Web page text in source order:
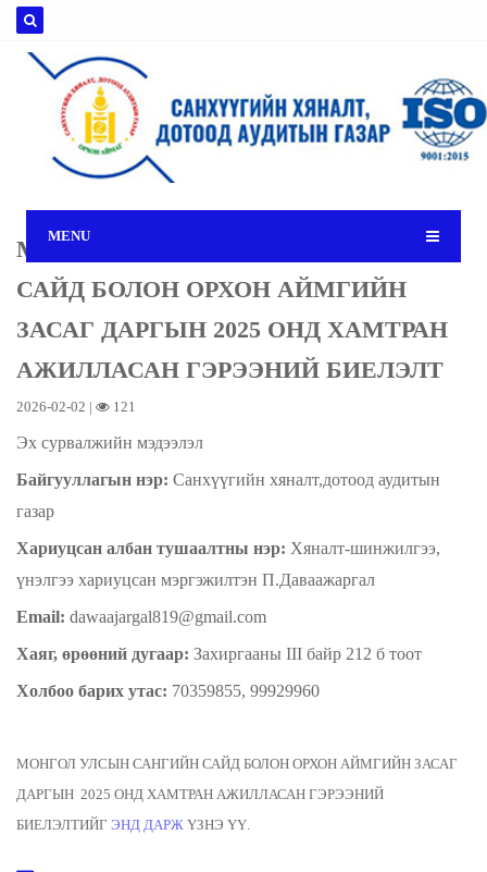
MENU
МОНГОЛ УЛСЫН САНГИЙН
САЙД БОЛОН ОРХОН АЙМГИЙН
ЗАСАГ ДАРГЫН 2025 ОНД ХАМТРАН
АЖИЛЛАСАН ГЭРЭЭНИЙ БИЕЛЭЛТ
2026-02-02 | 121
Эх сурвалжийн мэдээлэл
Байгууллагын нэр: Санхүүгийн хяналт,дотоод аудитын
газар
Хариуцсан албан тушаалтны нэр: Хяналт-шинжилгээ,
үнэлгээ хариуцсан мэргэжилтэн П.Даваажаргал
Еmail: dawaajargal819@gmail.com
Хаяг, өрөөний дугаар: Захиргааны III байр 212 б тоот
Холбоо барих утас: 70359855, 99929960
МОНГОЛ УЛСЫН САНГИЙН САЙД БОЛОН ОРХОН АЙМГИЙН ЗАСАГ
ДАРГЫН 2025 ОНД ХАМТРАН АЖИЛЛАСАН ГЭРЭЭНИЙ
БИЕЛЭЛТИЙГ ЭНД ДАРЖ ҮЗНЭ ҮҮ.